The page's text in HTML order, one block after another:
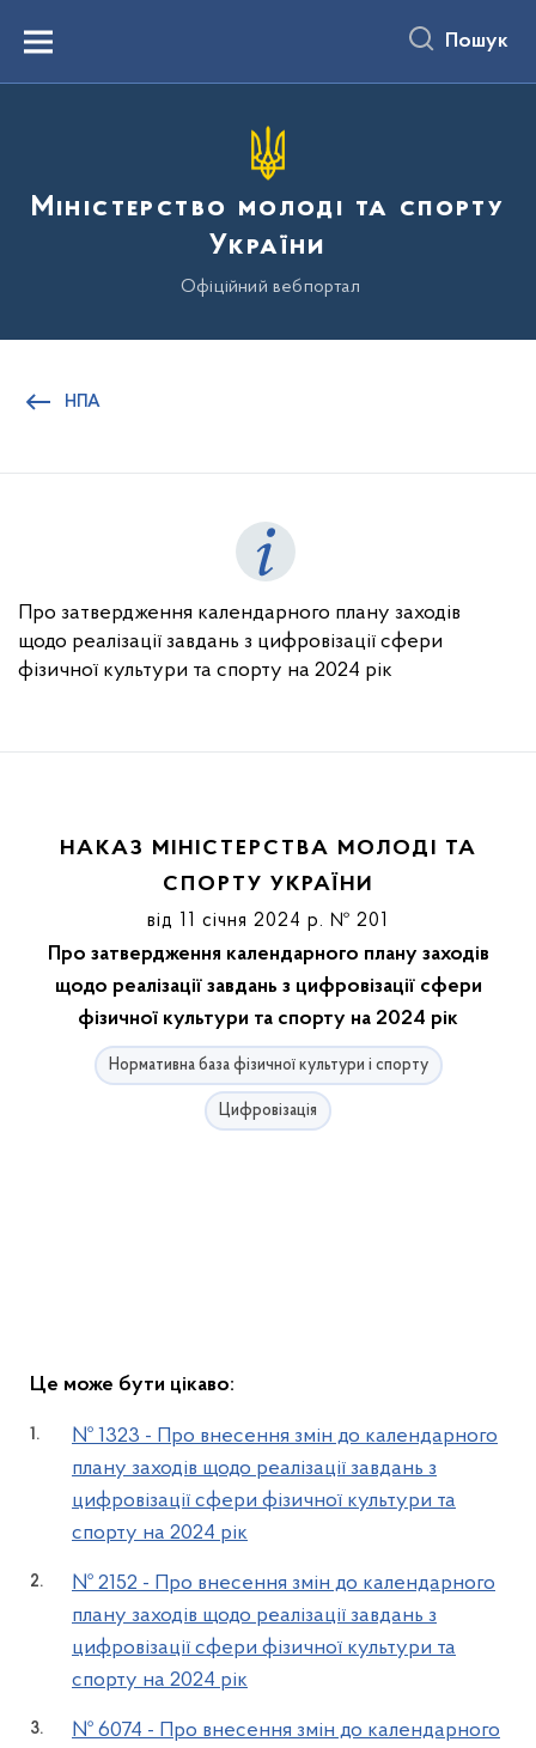
вмістуMenu Пошук
Міністерство молоді та спорту
України
Офіційний вебпортал
НПА
Про затвердження календарного плану заходів
щодо реалізації завдань з цифровізації сфери
фізичної культури та спорту на 2024 рік
НАКАЗ МІНІСТЕРСТВА МОЛОДІ ТА
СПОРТУ УКРАЇНИ
від 11 січня 2024 р. № 201
Про затвердження календарного плану заходів
щодо реалізації завдань з цифровізації сфери
фізичної культури та спорту на 2024 рік
Нормативна база фізичної культури і спорту
Цифровізація
Це може бути цікаво:
№ 1323 - Про внесення змін до календарного
плану заходів щодо реалізації завдань з
цифровізації сфери фізичної культури та
спорту на 2024 рік
№ 2152 - Про внесення змін до календарного
плану заходів щодо реалізації завдань з
цифровізації сфери фізичної культури та
спорту на 2024 рік
№ 6074 - Про внесення змін до календарного